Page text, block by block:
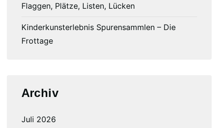
Flaggen, Plätze, Listen, Lücken
Kinderkunsterlebnis Spurensammlen – Die
Frottage
Archiv
Juli 2026